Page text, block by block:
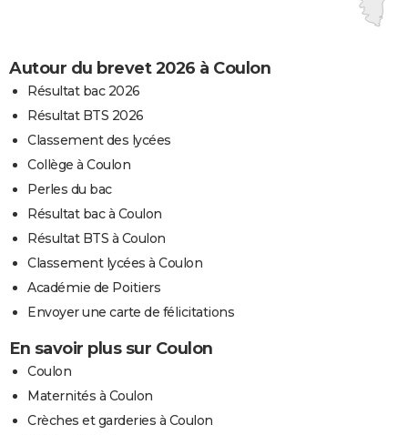
Autour du brevet 2026 à Coulon
Résultat bac 2026
Résultat BTS 2026
Classement des lycées
Collège à Coulon
Perles du bac
Résultat bac à Coulon
Résultat BTS à Coulon
Classement lycées à Coulon
Académie de Poitiers
Envoyer une carte de félicitations
En savoir plus sur Coulon
Coulon
Maternités à Coulon
Crèches et garderies à Coulon